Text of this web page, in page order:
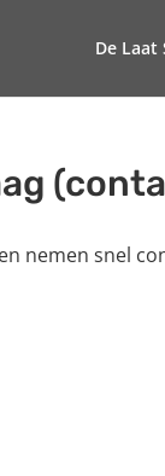
De Laat
nemen snel